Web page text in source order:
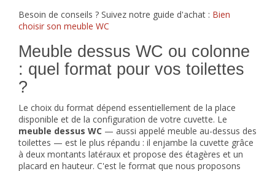
Besoin de conseils ? Suivez notre guide d'achat : Bien
choisir son meuble WC
Meuble dessus WC ou colonne
: quel format pour vos toilettes
?
Le choix du format dépend essentiellement de la place
disponible et de la configuration de votre cuvette. Le
meuble dessus WC — aussi appelé meuble au-dessus des
toilettes — est le plus répandu : il enjambe la cuvette grâce
à deux montants latéraux et propose des étagères et un
placard en hauteur. C'est le format que nous proposons